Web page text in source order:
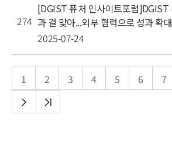
274
[DGIST 퓨처 인사이트포럼]DGIST
과 결 맞아...외부 협력으로 성과 확
2025-07-24
1 2 3 4 5 6 7
다음